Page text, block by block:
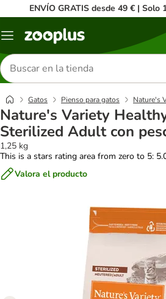
ENVÍO GRATIS desde 49 € | Solo
Menú
Buscar
productos
Gatos Pienso para gatos Nature's
Nature's Variety
Sterilized Adult con
1,25 kg
This is a stars rating area from zero to 5:
Valora el producto